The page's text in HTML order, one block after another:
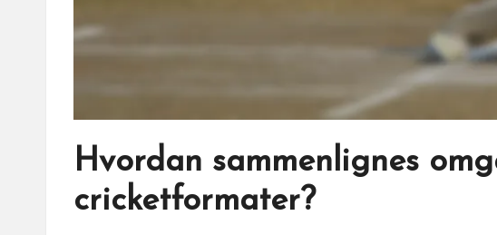
Hvordan sammenlignes
cricketformater?